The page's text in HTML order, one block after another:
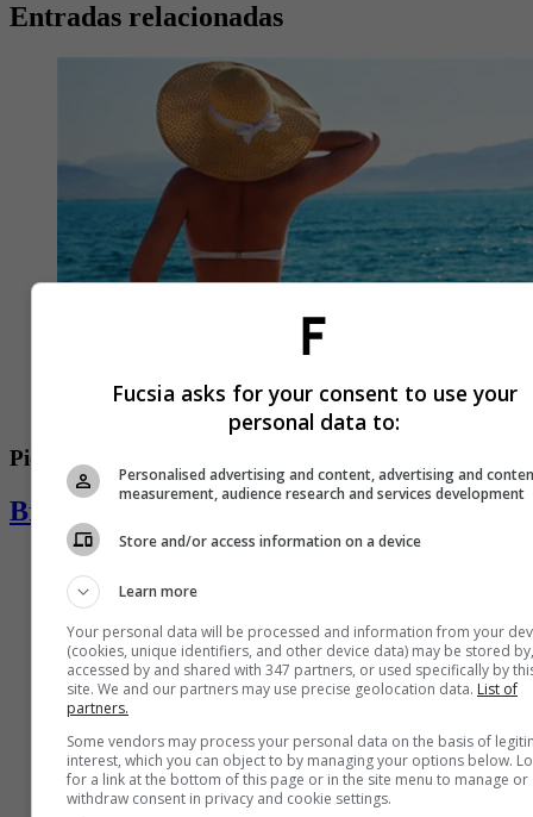
Entradas relacionadas
Piel
Bronceado: ¿qué hacer antes y después?
Fucsia asks for your consent to use your
personal data to:
Personalised advertising and content, advertising and
measurement, audience research and services development
Store and/or access information on a device
Learn more
Your personal data will be processed and information from your
(cookies, unique identifiers, and other device data) may be stored by,
accessed by and shared with 347 partners, or used specifically by
site. We and our partners may use precise geolocation data. List of
partners.
Some vendors may process your personal data on the basis of
interest, which you can object to by managing your options below.
for a link at the bottom of this page or in the site menu to manage or
withdraw consent in privacy and cookie settings.